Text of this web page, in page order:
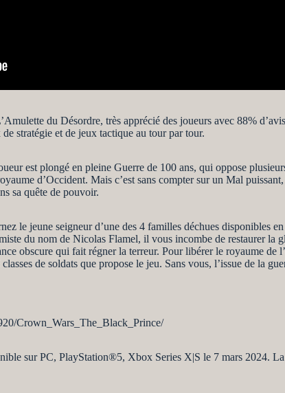
du Désordre, très apprécié des joueurs avec 88%
stratégie et de jeux tactique au tour par tour.
est plongé en pleine Guerre de 100 ans, qui oppose
d’Occident. Mais c’est sans compter sur un Mal
sa quête de pouvoir.
le jeune seigneur d’une des 4 familles déchues disponibles
du nom de Nicolas Flamel, il vous incombe de restaurer la
obscure qui fait régner la terreur. Pour libérer le royaume
de soldats que propose le jeu. Sans vous, l’issue de la
Crown_Wars_The_Black_Prince/
sur PC, PlayStation®5, Xbox Series X|S le 7 mars 2024.